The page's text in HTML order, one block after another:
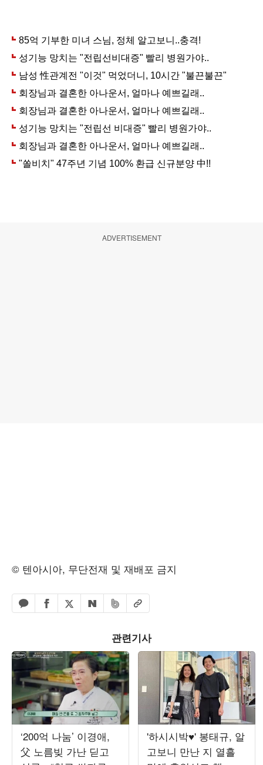
ADVERTISEMENT
© 텐아시아, 무단전재 및 재배포 금지
카카오톡 공유하기
페이스북 공유하기
엑스 공유하기
네이버 공유하기
밴드 공유하기
URL복사
관련기사
‘200억 나눔’ 이경애,
父 노름빚 가난 딛고
'하시시박♥' 봉태규, 알
고보니 만난 지 열흘